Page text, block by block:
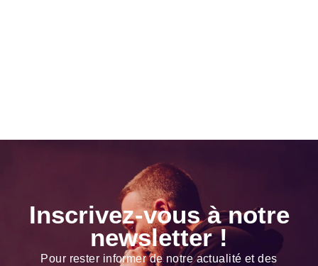
Inscrivez-vous à notre
newsletter !
Pour rester informer de notre actualité et des